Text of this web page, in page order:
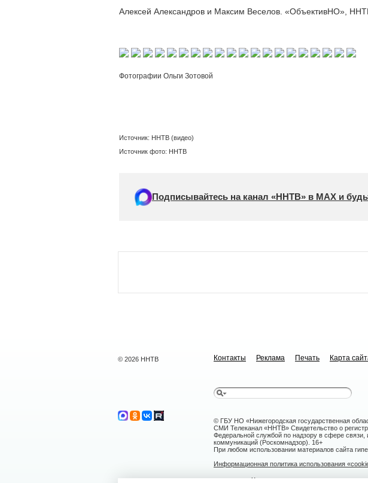
Алексей Александров и Максим Веселов. «ОбъективНО»,
Фотографии Ольги Зотовой
Источник: ННТВ (видео)
Источник фото: ННТВ
Подписывайтесь на канал «ННТВ» в МАХ и
© 2026 ННТВ Контакты Реклама Печать Карта
© ГБУ НО «Нижегородская государственная
СМИ Телеканал «ННТВ» Свидетельство о
Федеральной службой по надзору в сфере
коммуникаций (Роскомнадзор). 16+
При любом использовании материалов сайта
Информационная политика использования